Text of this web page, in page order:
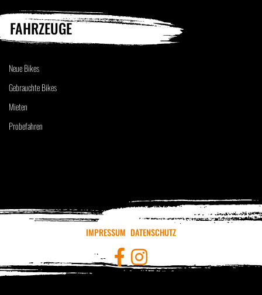
FAHRZEUGE
Neue Bikes
Gebrauchte Bikes
Mieten
Probefahren
IMPRESSUM DATENSCHUTZ